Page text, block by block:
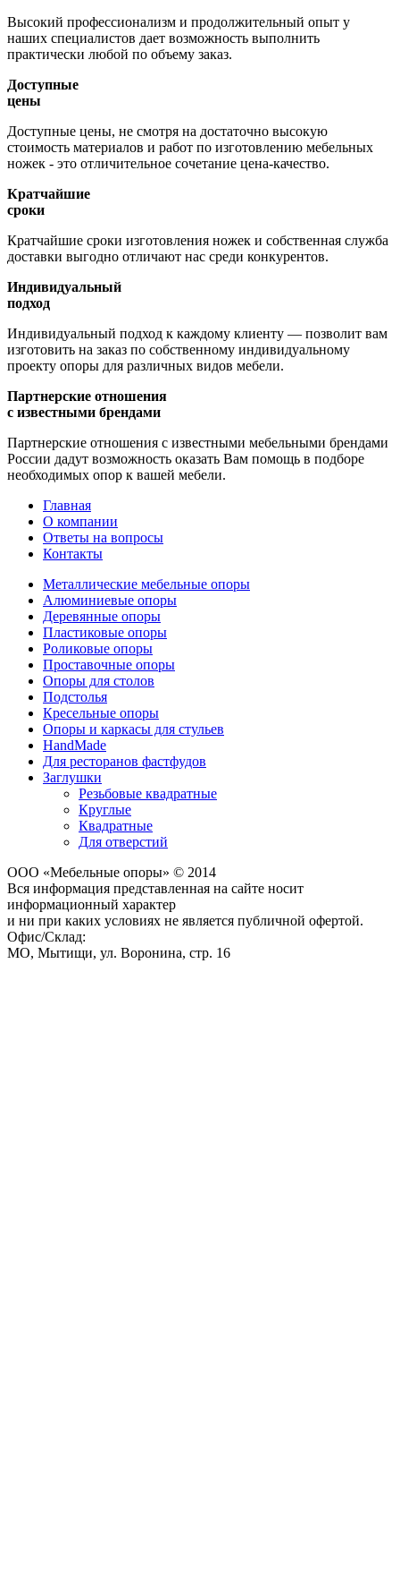
Высокий профессионализм и продолжительный опыт у
наших специалистов дает возможность выполнить
практически любой по объему заказ.
Доступные
цены
Доступные цены, не смотря на достаточно высокую
стоимость материалов и работ по изготовлению мебельных
ножек - это отличительное сочетание цена-качество.
Кратчайшие
сроки
Кратчайшие сроки изготовления ножек и собственная служба
доставки выгодно отличают нас среди конкурентов.
Индивидуальный
подход
Индивидуальный подход к каждому клиенту — позволит вам
изготовить на заказ по собственному индивидуальному
проекту опоры для различных видов мебели.
Партнерские отношения
с известными брендами
Партнерские отношения с известными мебельными брендами
России дадут возможность оказать Вам помощь в подборе
необходимых опор к вашей мебели.
Главная
О компании
Ответы на вопросы
Контакты
Металлические мебельные опоры
Алюминиевые опоры
Деревянные опоры
Пластиковые опоры
Роликовые опоры
Проставочные опоры
Опоры для столов
Подстолья
Кресельные опоры
Опоры и каркасы для стульев
HandMade
Для ресторанов фастфудов
Заглушки
Резьбовые квадратные
Круглые
Квадратные
Для отверстий
ООО «Мебельные опоры» © 2014
Вся информация представленная на сайте носит
информационный характер
и ни при каких условиях не является публичной офертой.
Офис/Склад:
МО, Мытищи, ул. Воронина, стр. 16